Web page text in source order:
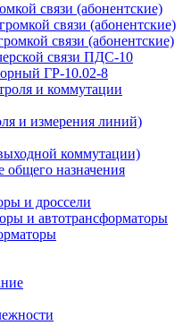
связи (абонентские)
связи (абонентские)
связи (абонентские)
связи ПДС-10
ГР-10.02-8
и коммутации
и измерения линий)
коммутации)
общего назначения
и дроссели
и автотрансформаторы